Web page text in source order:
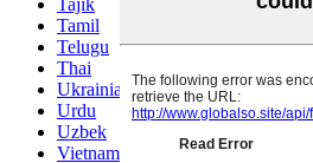
Tajik
Tamil
Telugu
Thai
Ukrainian
Urdu
Uzbek
Vietnamese